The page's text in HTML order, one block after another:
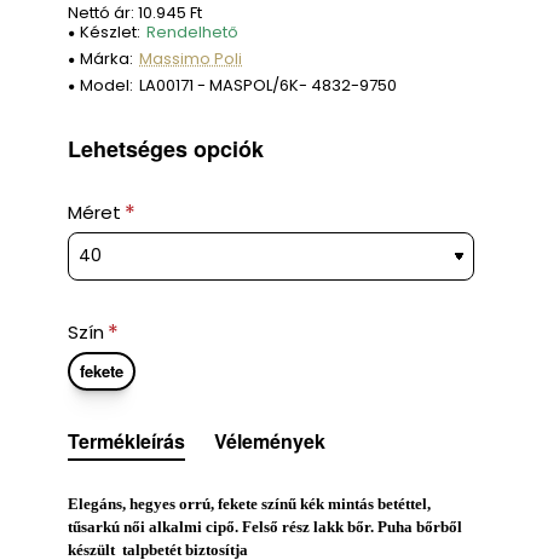
Nettó ár: 10.945 Ft
Készlet: Rendelhető
Márka: Massimo Poli
Model: LA00171 - MASPOL/6K- 4832-9750
Lehetséges opciók
Méret
Szín
fekete
Termékleírás Vélemények
Elegáns, hegyes orrú, fekete színű kék mintás betéttel,
tűsarkú női alkalmi cipő. Felső rész lakk bőr. Puha bőrből
készült talpbetét biztosítja